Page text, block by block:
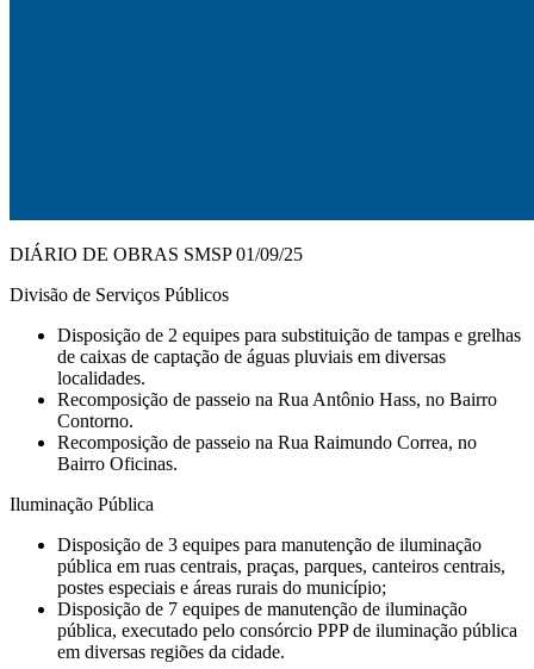
DIÁRIO DE OBRAS SMSP 01/09/25
Divisão de Serviços Públicos
Disposição de 2 equipes para substituição de tampas e grelhas
de caixas de captação de águas pluviais em diversas
localidades.
Recomposição de passeio na Rua Antônio Hass, no Bairro
Contorno.
Recomposição de passeio na Rua Raimundo Correa, no
Bairro Oficinas.
Iluminação Pública
Disposição de 3 equipes para manutenção de iluminação
pública em ruas centrais, praças, parques, canteiros centrais,
postes especiais e áreas rurais do município;
Disposição de 7 equipes de manutenção de iluminação
pública, executado pelo consórcio PPP de iluminação pública
em diversas regiões da cidade.